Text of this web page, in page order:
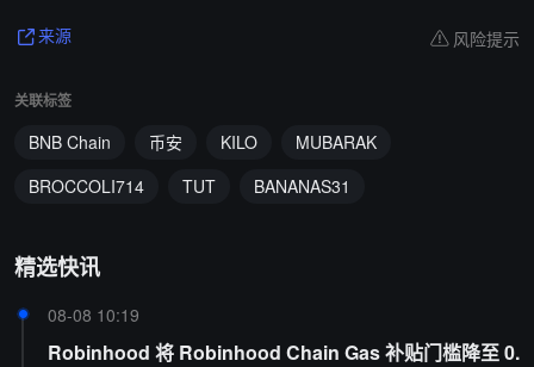
来源 风险提示
关联标签
BNB Chain 币安 KILO
MUBARAK
BROCCOLI714
TUT BANANAS31
精选快讯
08-08 10:19
Robinhood 将 Robinhood Chain Gas 补贴门槛降至 0.